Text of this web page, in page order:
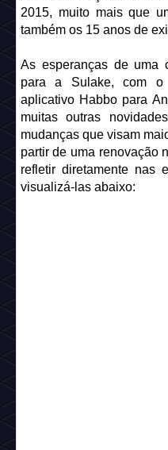
2015, muito mais que
também os 15 anos de
As esperanças de uma
para a Sulake, com o
aplicativo Habbo para
muitas outras
mudanças que visam
partir de uma renovação
refletir diretamente nas
visualizá-las abaixo: